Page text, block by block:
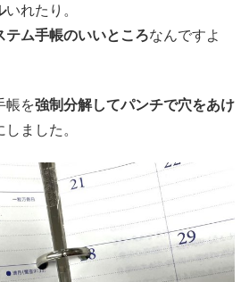
いれたり。
テム手帳のいいところなんですよ
帳を強制分解してパンチで穴をあけ
ました。